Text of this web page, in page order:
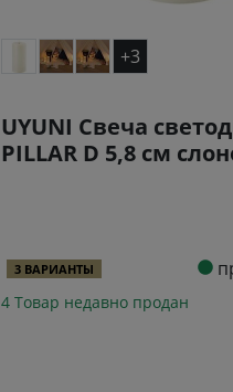
+3
UYUNI Свеча
PILLAR D 5,8 см
3 ВАРИАНТЫ
4 Товар недавно продан